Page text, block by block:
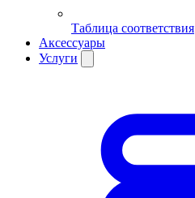
Таблица соответствия
Аксессуары
Услуги